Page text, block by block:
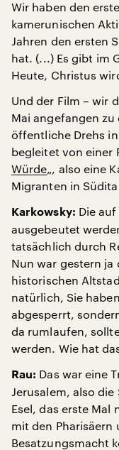
Wir haben den
kamerunischen
Jahren den ersten
hat. (...) Es gibt im
Heute, Christus
Und der Film – wir
Mai angefangen
öffentliche Drehs
begleitet von einer
Würde„, also eine
Migranten in
Karkowsky: Die
ausgebeutet
tatsächlich durch
Nun war gestern
historischen
natürlich, Sie
abgesperrt,
da rumlaufen,
werden. Wie hat
Rau: Das war eine
Jerusalem, also
Esel, das erste Mal
mit den
Besatzungsmacht